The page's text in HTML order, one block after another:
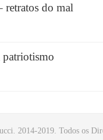
retratos do mal
2014-2019. Todos os